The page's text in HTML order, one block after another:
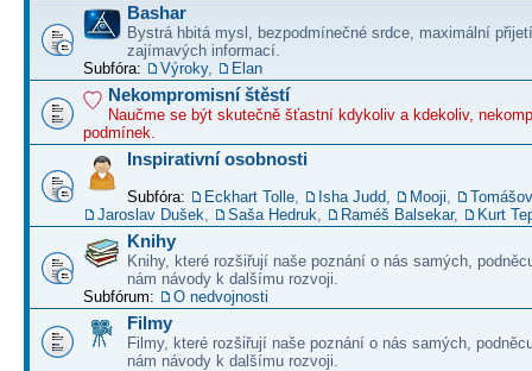
Bashar
Bystrá hbitá mysl, bezpodmínečné srdce, maximální
zajímavých informací.
Subfóra:
Výroky, Elan
Nekompromisní štěstí
Naučme se být skutečně šťastní kdykoliv a kdekoliv,
podmínek.
Inspirativní osobnosti
Subfóra: Eckhart Tolle Isha Judd Mooji
Jaroslav Dušek
Saša Hedruk Raméš Balsekar, Kurt
Knihy
Knihy, které rozšiřují naše poznání o nás samých,
nám návody k dalšímu rozvoji.
Subfórum:
O nedvojnosti
Filmy
Filmy, které rozšiřují naše poznání o nás samých,
nám návody k dalšímu rozvoji.